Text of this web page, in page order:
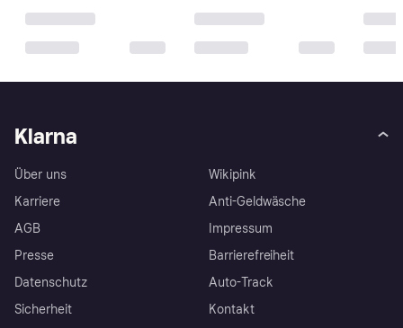
Klarna
Über uns
Karriere
AGB
Presse
Datenschutz
Sicherheit
Wikipink
Anti-Geldwäsche
Impressum
Barrierefreiheit
Auto-Track
Kontakt